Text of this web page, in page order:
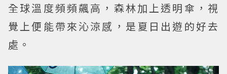
全球溫度頻頻飆高，森林加上透明傘，視
覺上便能帶來沁涼感，是夏日出遊的好去
處。